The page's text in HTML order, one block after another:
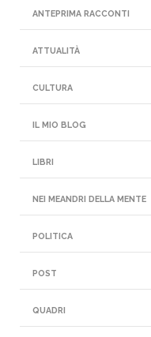
ANTEPRIMA RACCONTI
ATTUALITÀ
CULTURA
IL MIO BLOG
LIBRI
NEI MEANDRI DELLA MENTE
POLITICA
POST
QUADRI